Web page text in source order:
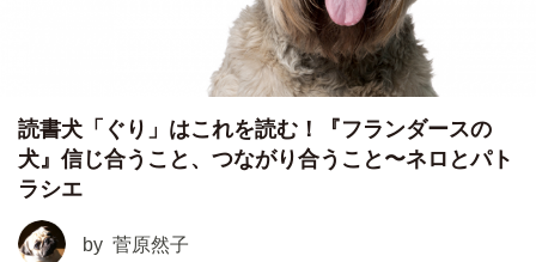
読書犬「ぐり」はこれを読む！『フランダースの
犬』信じ合うこと、つながり合うこと〜ネロとパト
ラシエ
by 菅原然子